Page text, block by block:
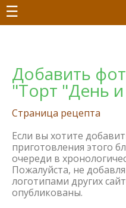
☰
Добавить
"Торт "День
Страница рецепта
Если вы хотите
приготовления этого
очереди в
Пожалуйста, не
логотипами других
опубликованы.